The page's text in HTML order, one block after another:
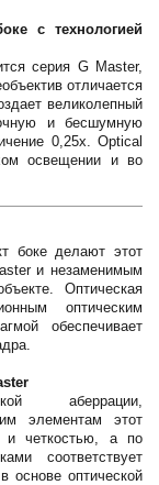
с технологией
серия G Master,
отличается
великолепный
и бесшумную
0,25x. Optical
освещении и во
боке делают этот
и незаменимым
Оптическая
оптическим
обеспечивает
аберрации,
элементам этот
и четкостью, а по
соответствует
основе оптической